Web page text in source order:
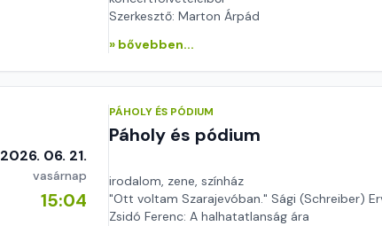
Szerkesztő: Marton Árpád
» bővebben...
2026. 06. 21.
vasárnap
15:04
PÁHOLY ÉS PÓDIUM
Páholy és pódium
irodalom, zene, színház
"Ott voltam Szarajevóban." Sági (Schreiber)
Zsidó Ferenc: A halhatatlanság ára